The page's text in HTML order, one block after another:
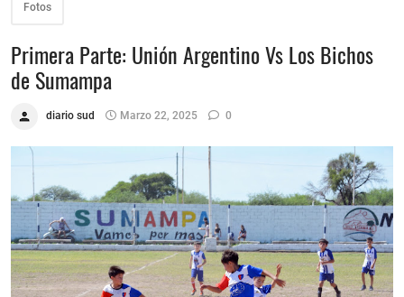
Fotos
Primera Parte: Unión Argentino Vs Los Bichos
de Sumampa
diario sud Marzo 22, 2025 0